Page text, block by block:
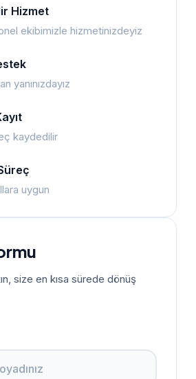
Hizmet
ekibimizle hizmetinizdeyiz
yanınızdayız
kaydedilir
uygun
size en kısa sürede dönüş